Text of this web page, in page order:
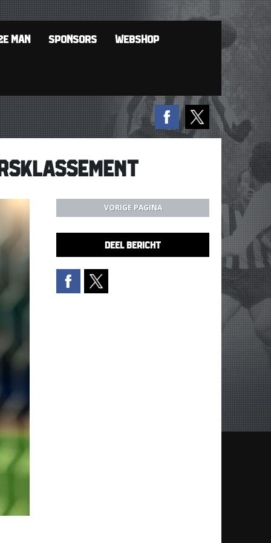
MAN SPONSORS WEBSHOP
VORIGE PAGINA
DEEL BERICHT